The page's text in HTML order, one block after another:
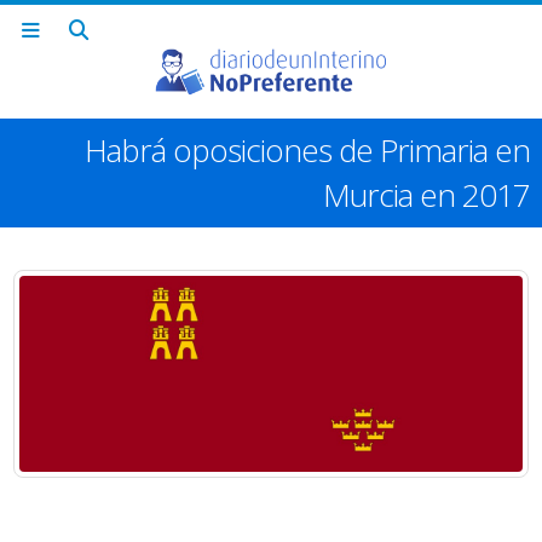
Habrá oposiciones de Primaria en
Murcia en 2017